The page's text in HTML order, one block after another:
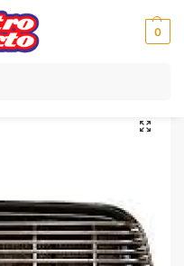
0